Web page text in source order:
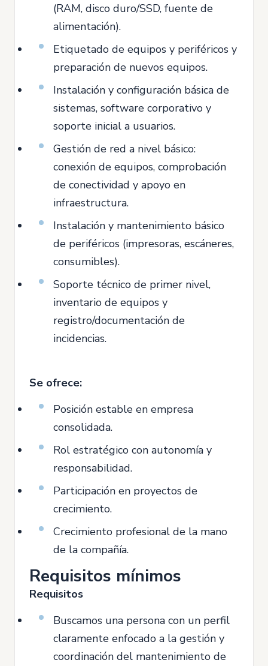
(RAM, disco duro/SSD, fuente de
alimentación).
Etiquetado de equipos y periféricos y
preparación de nuevos equipos.
Instalación y configuración básica de
sistemas, software corporativo y
soporte inicial a usuarios.
Gestión de red a nivel básico:
conexión de equipos, comprobación
de conectividad y apoyo en
infraestructura.
Instalación y mantenimiento básico
de periféricos (impresoras, escáneres,
consumibles).
Soporte técnico de primer nivel,
inventario de equipos y
registro/documentación de
incidencias.
Se ofrece:
Posición estable en empresa
consolidada.
Rol estratégico con autonomía y
responsabilidad.
Participación en proyectos de
crecimiento.
Crecimiento profesional de la mano
de la compañía.
Requisitos mínimos
Requisitos
Buscamos una persona con un perfil
claramente enfocado a la gestión y
coordinación del mantenimiento de